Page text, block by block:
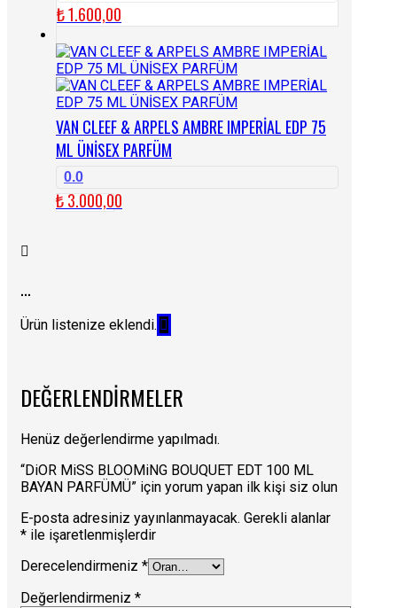
₺1.600,00
VAN CLEEF & ARPELS AMBRE IMPERİAL EDP 75
ML ÜNİSEX PARFÜM
0.0
₺3.000,00
...
Ürün listenize eklendi.
DEĞERLENDIRMELER
Henüz değerlendirme yapılmadı.
“DiOR MiSS BLOOMiNG BOUQUET EDT 100 ML
BAYAN PARFÜMÜ” için yorum yapan ilk kişi siz olun
E-posta adresiniz yayınlanmayacak. Gerekli alanlar
* ile işaretlenmişlerdir
Derecelendirmeniz *
Değerlendirmeniz *